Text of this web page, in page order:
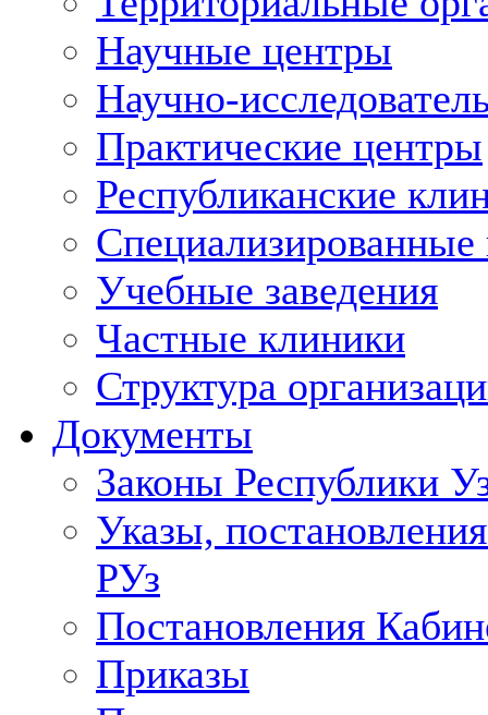
Научные центры
Научно-
Практические центры
Республиканские
Учебные заведения
Частные клиники
Структура
Документы
Законы Республики
Указы,
РУз
Постановления
Приказы